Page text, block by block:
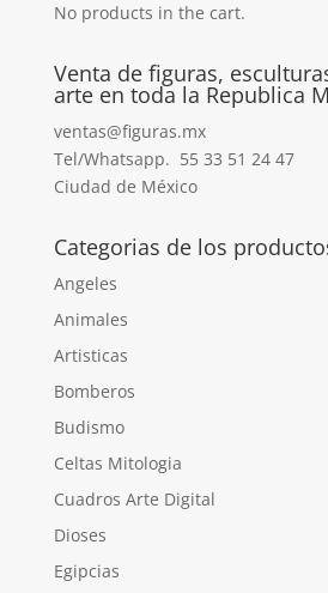
No products in the cart.
Venta de figuras,
arte en toda la Republica
ventas@figuras.mx
Tel/Whatsapp. 55 33 51 24 47
Ciudad de México
Categorias de los
Angeles
Animales
Artisticas
Bomberos
Budismo
Celtas Mitologia
Cuadros Arte Digital
Dioses
Egipcias